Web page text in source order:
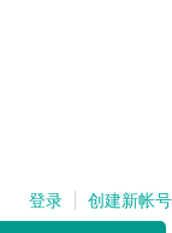
登录 创建新帐号